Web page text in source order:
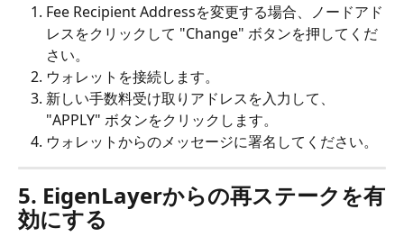
Fee Recipient Addressを変更する場合、ノードアド
レスをクリックして "Change" ボタンを押してくだ
さい。
ウォレットを接続します。
新しい手数料受け取りアドレスを入力して、
"APPLY" ボタンをクリックします。
ウォレットからのメッセージに署名してください。
5. EigenLayerからの再ステークを有
効にする